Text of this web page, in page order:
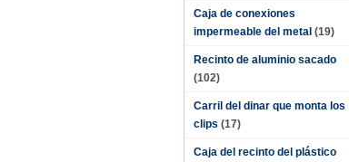
Caja de conexiones
impermeable del metal (19)
Recinto de aluminio sacado
(102)
Carril del dinar que monta los
clips (17)
Caja del recinto del plástico